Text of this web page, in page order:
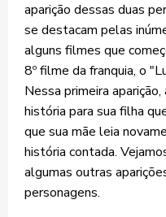
aparição dessas duas
se destacam pelas
alguns filmes que
8º filme da franquia, o
Nessa primeira
história para sua filha
que sua mãe leia
história contada.
algumas outras
personagens.